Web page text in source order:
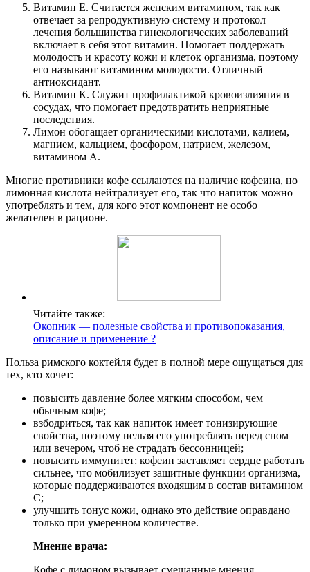
Витамин Е. Считается женским витамином, так как
отвечает за репродуктивную систему и протокол
лечения большинства гинекологических заболеваний
включает в себя этот витамин. Помогает поддержать
молодость и красоту кожи и клеток организма, поэтому
его называют витамином молодости. Отличный
антиоксидант.
Витамин К. Служит профилактикой кровоизлияния в
сосудах, что помогает предотвратить неприятные
последствия.
Лимон обогащает органическими кислотами, калием,
магнием, кальцием, фосфором, натрием, железом,
витамином А.
Многие противники кофе ссылаются на наличие кофеина, но
лимонная кислота нейтрализует его, так что напиток можно
употреблять и тем, для кого этот компонент не особо
желателен в рационе.
Читайте также:
Окопник — полезные свойства и противопоказания,
описание и применение ?
Польза римского коктейля будет в полной мере ощущаться для
тех, кто хочет:
повысить давление более мягким способом, чем
обычным кофе;
взбодриться, так как напиток имеет тонизирующие
свойства, поэтому нельзя его употреблять перед сном
или вечером, чтоб не страдать бессонницей;
повысить иммунитет: кофеин заставляет сердце работать
сильнее, что мобилизует защитные функции организма,
которые поддерживаются входящим в состав витамином
С;
улучшить тонус кожи, однако это действие оправдано
только при умеренном количестве.
Мнение врача:
Кофе с лимоном вызывает смешанные мнения